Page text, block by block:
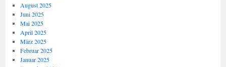
August 2025
Juni 2025
Mai 2025
April 2025
März 2025
Februar 2025
Januar 2025